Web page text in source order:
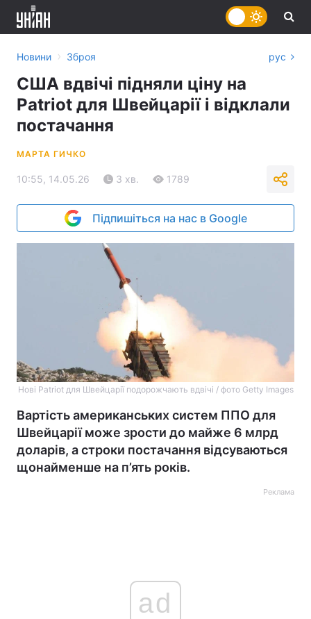
Новини › Зброя рус
США вдвічі підняли ціну на
Patriot для Швейцарії і відклали
постачання
МАРТА ГИЧКО
10:55, 14.05.26 3 хв. 1789
Підпишіться на нас в Google
Нові Patriot для Швейцарії подорожчають вдвічі / фото Getty Images
Вартість американських систем ППО для
Швейцарії може зрости до майже 6 млрд
доларів, а строки постачання відсуваються
щонайменше на п’ять років.
Реклама
ad